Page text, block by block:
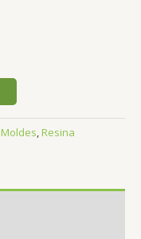
Moldes,Resina